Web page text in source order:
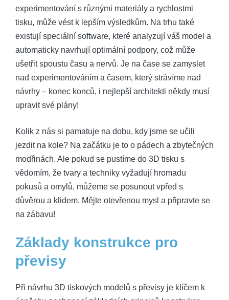
experimentování s různými materiály a rychlostmi
tisku, může vést k lepším výsledkům. Na trhu také
existují speciální software, které analyzují váš model a
automaticky navrhují optimální podpory, což může
ušetřit spoustu času a nervů. Je na čase se zamyslet
nad experimentováním a časem, který strávíme nad
návrhy – konec konců, i nejlepší architekti někdy musí
upravit své plány!
Kolik z nás si pamatuje na dobu, kdy jsme se učili
jezdit na kole? Na začátku je to o pádech a zbytečných
modřinách. Ale pokud se pustíme do 3D tisku s
vědomím, že tvary a techniky vyžadují hromadu
pokusů a omylů, můžeme se posunout vpřed s
důvěrou a klidem. Mějte otevřenou mysl a připravte se
na zábavu!
Základy konstrukce pro
převisy
Při návrhu 3D tiskových modelů s převisy je klíčem k